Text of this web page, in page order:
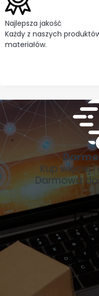
Najlepsza jakość
Każdy z naszych
materiałów.
Kup więcej
Darmowa